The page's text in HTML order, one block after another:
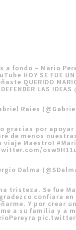
a fondo – Mario
HOY SE FUE
QUERIDO
LAS IDEAS
Raies
gracias por
de menos
viaje Maestro!
Dalma
tristeza. Se fue
confiara
Y por crear
a su familia y a